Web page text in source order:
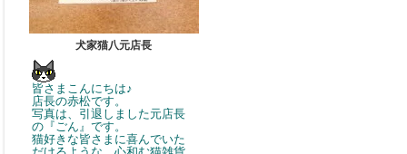
犬家猫八元店長
皆さまこんにちは♪
店長の赤松です。
写真は、引退しました元店長
の『ごん』です。
猫好きな皆さまに喜んでいた